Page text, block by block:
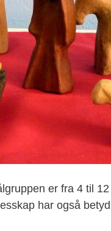
er fra 4 til
har også